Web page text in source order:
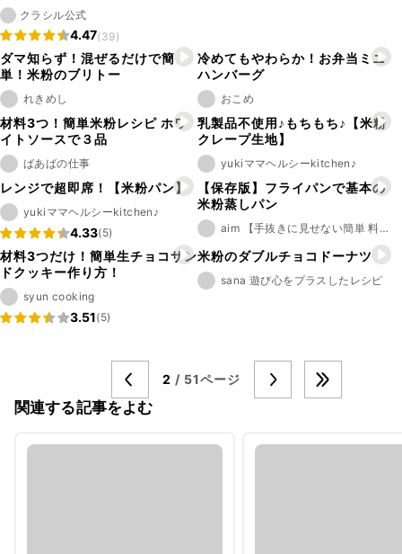
クラシル公式
4.47(39)
ダマ知らず！混ぜるだけで簡
単！米粉のブリトー
れきめし
冷めてもやわらか！お弁当ミニ
ハンバーグ
おこめ
材料3つ！簡単米粉レシピ ホワ
イトソースで３品
ばあばの仕事
乳製品不使用♪もちもち♪【米粉
クレープ生地】
yukiママヘルシーkitchen♪
レンジで超即席！【米粉パン】
yukiママヘルシーkitchen♪
4.33(5)
【保存版】フライパンで基本の
米粉蒸しパン
aim 【手抜きに見せない簡単 料理 レシピ】
材料3つだけ！簡単生チョコサン
ドクッキー作り方！
syun cooking
3.51(5)
米粉のダブルチョコドーナツ
sana 遊び心をプラスしたレシピ
2 / 51ページ
関連する記事をよむ